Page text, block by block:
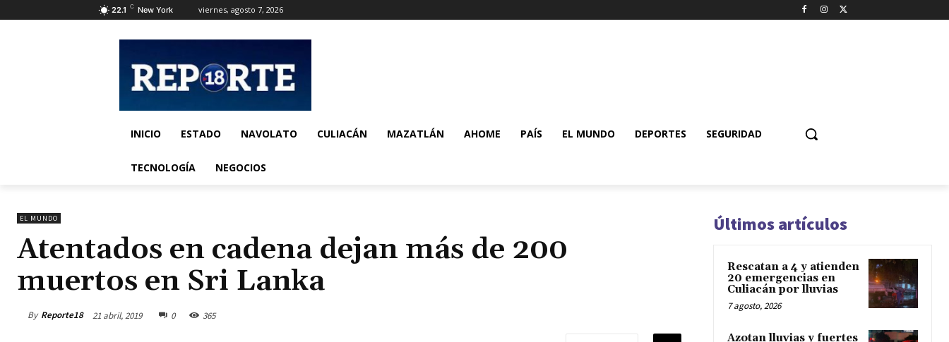
22.1 C New York viernes, agosto 7, 2026
INICIO ESTADO NAVOLATO CULIACÁN MAZATLÁN AHOME PAÍS EL MUNDO DEPORTES SEGURIDAD
TECNOLOGÍA NEGOCIOS
EL MUNDO
Atentados en cadena dejan más de 200
muertos en Sri Lanka
By Reporte18 21 abril, 2019 0 365
Últimos artículos
Rescatan a 4 y atienden
20 emergencias en
Culiacán por lluvias
7 agosto, 2026
Azotan lluvias y fuertes